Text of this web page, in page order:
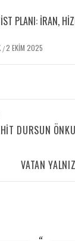
PLANI: İRAN,
/2 EKIM 2025
DURSUN
VATAN